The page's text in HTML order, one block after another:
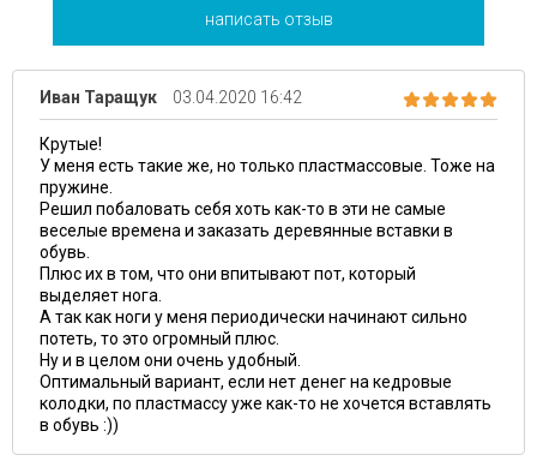
написать отзыв
Иван Таращук 03.04.2020 16:42
Крутые!
У меня есть такие же, но только пластмассовые. Тоже на
пружине.
Решил побаловать себя хоть как-то в эти не самые
веселые времена и заказать деревянные вставки в
обувь.
Плюс их в том, что они впитывают пот, который
выделяет нога.
А так как ноги у меня периодически начинают сильно
потеть, то это огромный плюс.
Ну и в целом они очень удобный.
Оптимальный вариант, если нет денег на кедровые
колодки, по пластмассу уже как-то не хочется вставлять
в обувь :))